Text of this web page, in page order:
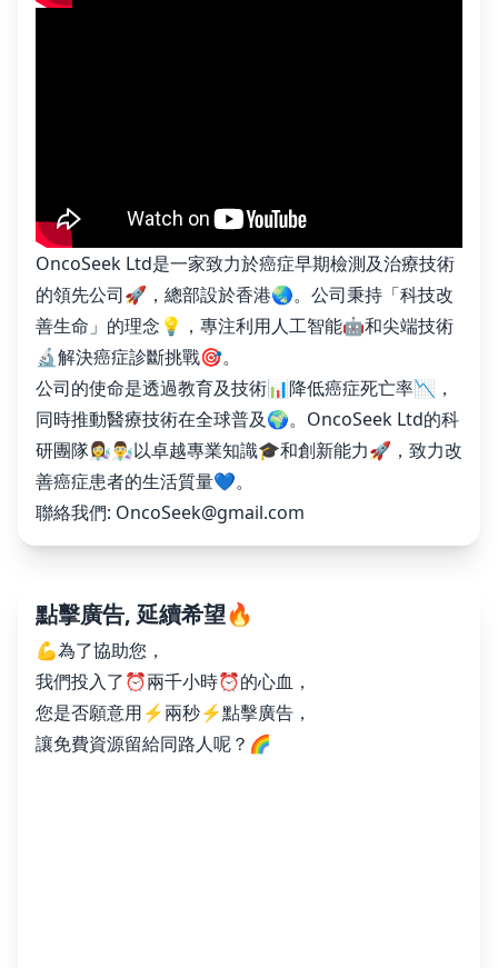
OncoSeek Ltd是一家致力於癌症早期檢測及治療技術
的領先公司🚀，總部設於香港🌏。公司秉持「科技改
善生命」的理念💡，專注利用人工智能🤖和尖端技術
🔬解決癌症診斷挑戰🎯。
公司的使命是透過教育及技術📊降低癌症死亡率📉，
同時推動醫療技術在全球普及🌍。OncoSeek Ltd的科
研團隊👩‍🔬👨‍🔬以卓越專業知識🎓和創新能力🚀，致力改
善癌症患者的生活質量💙。
聯絡我們: OncoSeek@gmail.com
點擊廣告, 延續希望🔥
💪為了協助您，
我們投入了⏰兩千小時⏰的心血，
您是否願意用⚡️兩秒⚡️點擊廣告，
讓免費資源留給同路人呢？🌈